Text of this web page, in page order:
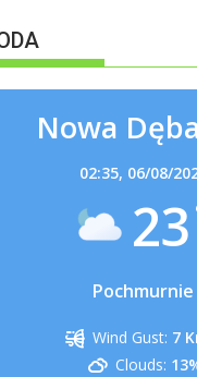
Nowa
02:35, 06/08/
23
Pochmurnie
Wind Gust: 7
Clouds: